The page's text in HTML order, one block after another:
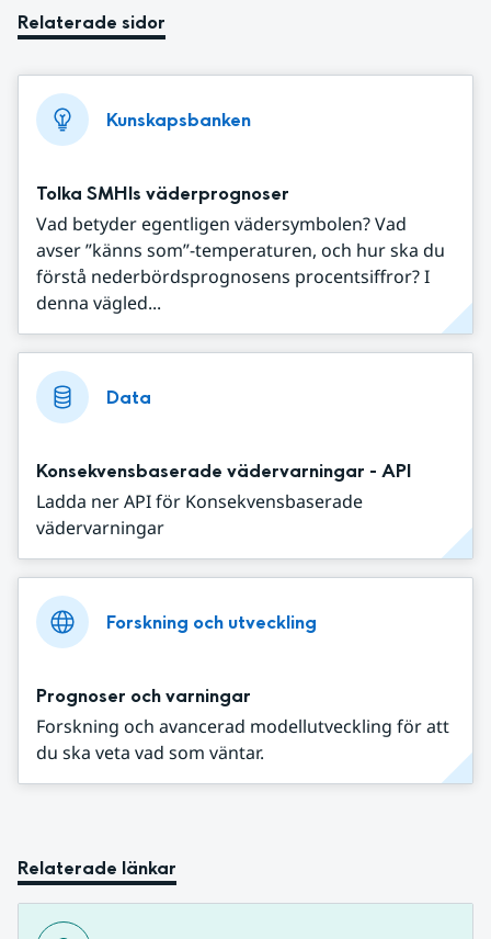
Relaterade sidor
Kunskapsbanken
Tolka SMHIs väderprognoser
Vad betyder egentligen vädersymbolen? Vad
avser ”känns som”-temperaturen, och hur ska du
förstå nederbördsprognosens procentsiffror? I
denna vägled...
Data
Konsekvensbaserade vädervarningar - API
Ladda ner API för Konsekvensbaserade
vädervarningar
Forskning och utveckling
Prognoser och varningar
Forskning och avancerad modellutveckling för att
du ska veta vad som väntar.
Relaterade länkar